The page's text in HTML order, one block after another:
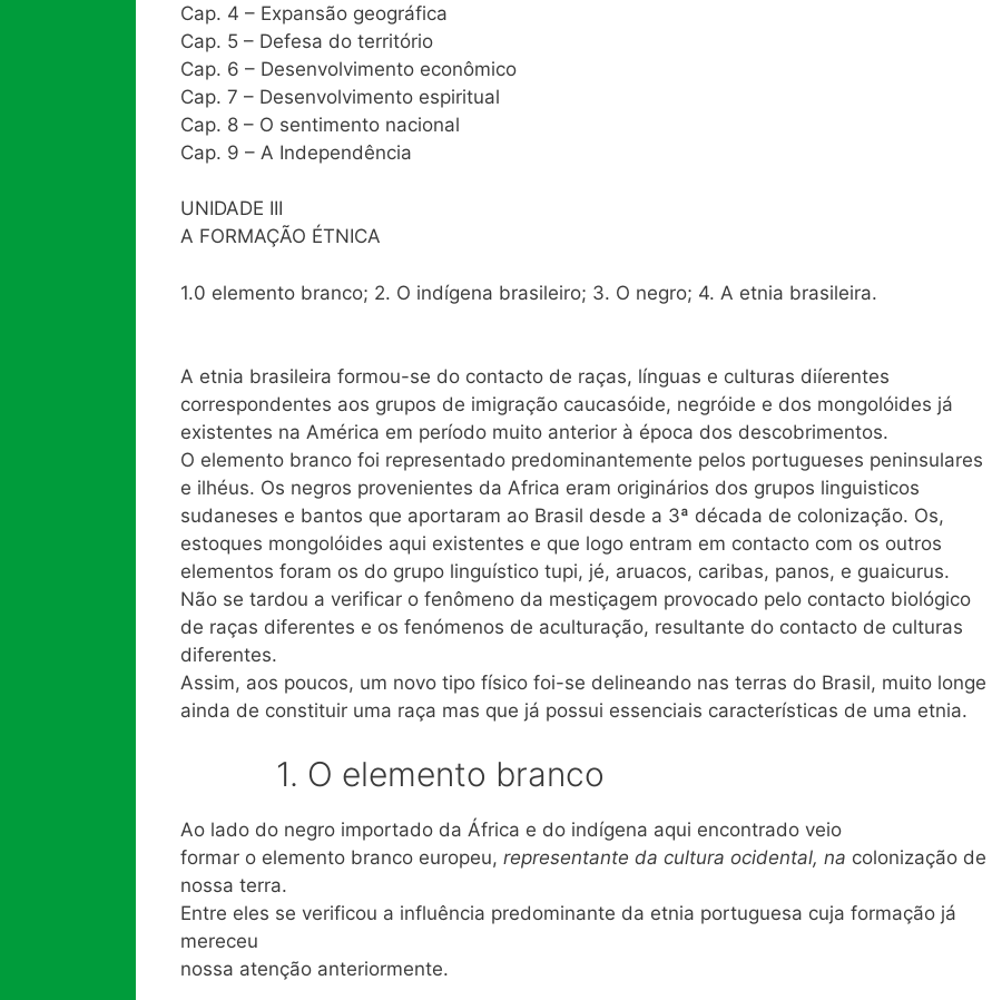
Cap. 4 – Expansão geográfica
Cap. 5 – Defesa do território
Cap. 6 – Desenvolvimento econômico
Cap. 7 – Desenvolvimento espiritual
Cap. 8 – O sentimento nacional
Cap. 9 – A Independência
UNIDADE III
A FORMAÇÃO ÉTNICA
1.0 elemento branco; 2. O indígena brasileiro; 3. O negro; 4. A etnia brasileira.
A etnia brasileira formou-se do contacto de raças, línguas e culturas diíerentes
correspondentes aos grupos de imigração caucasóide, negróide e dos mongolóides já
existentes na América em período muito anterior à época dos descobrimentos.
O elemento branco foi representado predominantemente pelos portugueses peninsulares
e ilhéus. Os negros provenientes da Africa eram originários dos grupos linguisticos
sudaneses e bantos que aportaram ao Brasil desde a 3ª década de colonização. Os,
estoques mongolóides aqui existentes e que logo entram em contacto com os outros
elementos foram os do grupo linguístico tupi, jé, aruacos, caribas, panos, e guaicurus.
Não se tardou a verificar o fenômeno da mestiçagem provocado pelo contacto biológico
de raças diferentes e os fenómenos de aculturação, resultante do contacto de culturas
diferentes.
Assim, aos poucos, um novo tipo físico foi-se delineando nas terras do Brasil, muito longe
ainda de constituir uma raça mas que já possui essenciais características de uma etnia.
1. O elemento branco
Ao lado do negro importado da África e do indígena aqui encontrado veio
formar o elemento branco europeu, representante da cultura ocidental, na colonização de
nossa terra.
Entre eles se verificou a influência predominante da etnia portuguesa cuja formação já
mereceu
nossa atenção anteriormente.